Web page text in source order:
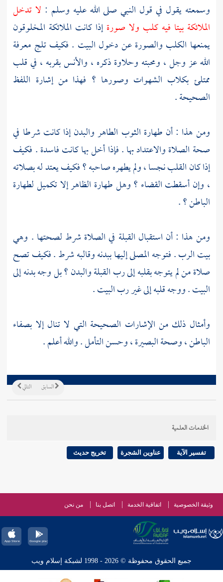
وسمعته يقول في قول النبي صلى الله عليه وسلم : لا تدخل
الملائكة بيتا فيه كلب ولا صورة إذا كانت الملائكة المخلوقون
يمنعها الكلب والصورة عن دخول البيت . فكيف تلج معرفة
الله عز وجل ، ومحبته وحلاوة ذكره ، والأنس بقربه ، في قلب
ممتلئ بكلاب الشهوات وصورها ؟ فهذا من إشارة اللفظ
الصحيحة .
ومن هذا : أن طهارة الثوب الطاهر والبدن إذا كانت شرطا في
صحة الصلاة والاعتداد بها . فإذا أخل بها كانت فاسدة . فكيف
إذا كان القلب نجسا ، ولم يطهره صاحبه ؟ فكيف يعتد له بصلاته
، وإن أسقطت القضاء ؟ وهل طهارة الظاهر إلا تكميل لطهارة
الباطن ؟ .
ومن هذا : أن استقبال القبلة في الصلاة شرط لصحتها . وهي
بيت الرب . فتوجه المصلى إليها ببدنه وقالبه شرط . فكيف تصح
صلاة من لم يتوجه بقلبه إلى رب القبلة والبدن ؟ بل وجه بدنه إلى
البيت . ووجه قلبه إلى غير رب البيت .
وأمثال ذلك من الإشارات الصحيحة التي لا تنال إلا بصفاء
الباطن ، وصحة البصيرة ، وحسن التأمل . والله أعلم .
التالي السابق
الخدمات العلمية
تفسير الآية عناوين الشجرة تخريج حديث
وثيقة الخصوصية اتفاقية الخدمة اتصل بنا من نحن
جميع الحقوق محفوظة © 2026 - 1998 لشبكة إسلام ويب